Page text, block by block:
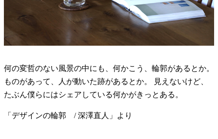
何の変哲のない風景の中にも、何かこう、輪郭があるとか。
ものがあって、人が動いた跡があるとか。 見えないけど、
たぶん僕らにはシェアしている何かがきっとある。
「デザインの輪郭 / 深澤直人」より